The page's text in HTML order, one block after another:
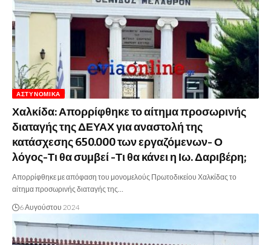
ΑΣΤΥΝΟΜΙΚΆ
Χαλκίδα: Απορρίφθηκε το αίτημα προσωρινής
διαταγής της ΔΕΥΑΧ για αναστολή της
κατάσχεσης 650.000 των εργαζόμενων- Ο
λόγος-Τι θα συμβεί -Τι θα κάνει η Ιω. Δαριβέρη;
Απορρίφθηκε με απόφαση του μονομελούς Πρωτοδικείου Χαλκίδας το
αίτημα προσωρινής διαταγής της…
6 Αυγούστου 2024